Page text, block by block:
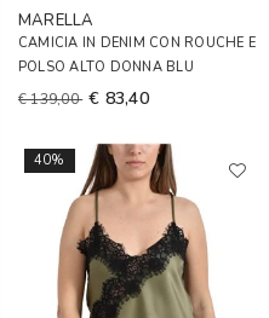
MARELLA
CAMICIA IN DENIM CON ROUCHE E
POLSO ALTO DONNA BLU
€ 139,00 € 83,40
40%